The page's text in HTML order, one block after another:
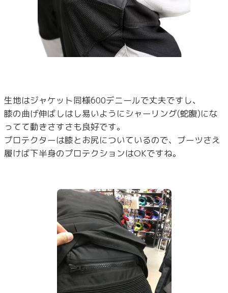
生地はジャケット同様600デニールで丈夫ですし、
膝の曲げ伸ばしはし易いようにシャーリング(蛇腹)にな
ってて動きさすさも良好です。
プロテクターは膝とお尻についているので、ブーツさえ
履けば下半身のプロテクションはOKですね。